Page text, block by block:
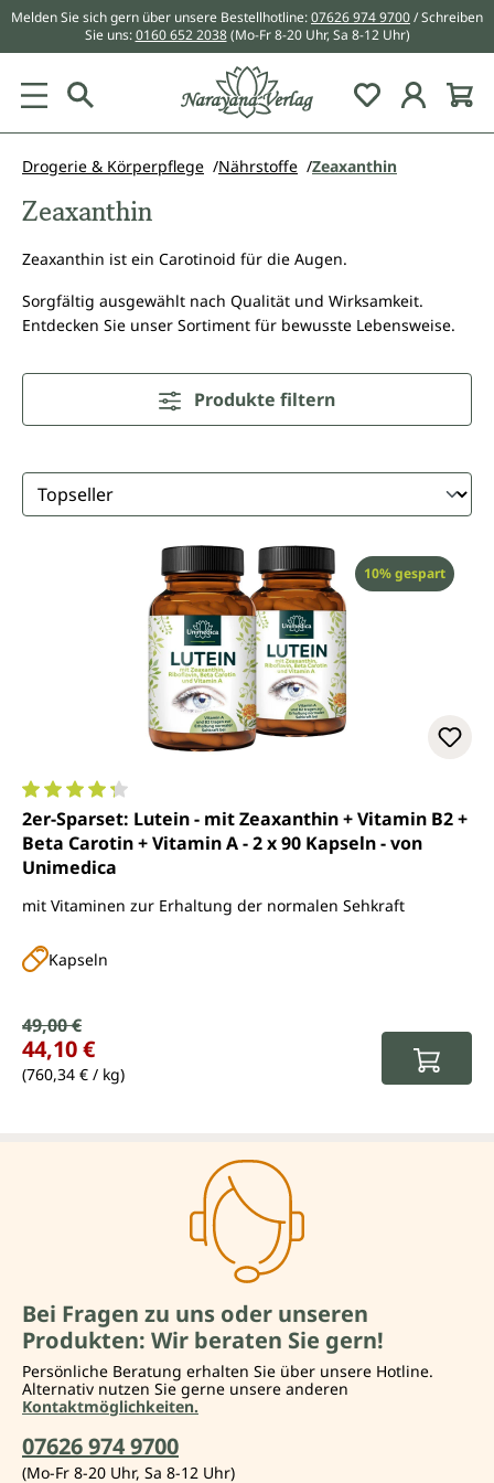
springen
Melden Sie sich gern über unsere Bestellhotline:07626 974 9700/ Schreiben
Sie uns:0160 652 2038 (Mo-Fr 8-20 Uhr, Sa 8-12 Uhr)
Du hast 0
Drogerie & Körperpflege Nährstoffe Zeaxanthin
Zeaxanthin
Zeaxanthin ist ein Carotinoid für die Augen.
Sorgfältig ausgewählt nach Qualität und Wirksamkeit.
Entdecken Sie unser Sortiment für bewusste Lebensweise.
Produkte filtern
Rabatt
10% gespart
Durchschnittliche Bewertung von 4.2 von 5 Sternen
2er-Sparset: Lutein - mit Zeaxanthin + Vitamin B2 +
Beta Carotin + Vitamin A - 2 x 90 Kapseln - von
Unimedica
mit Vitaminen zur Erhaltung der normalen Sehkraft
Kapseln
Verkaufspreis:
Regulärer Preis:
49,00 €
44,10 €
(760,34 € / kg)
Bei Fragen zu uns oder unseren
Produkten: Wir beraten Sie gern!
Persönliche Beratung erhalten Sie über unsere Hotline.
Alternativ nutzen Sie gerne unsere anderen
Kontaktmöglichkeiten.
07626 974 9700
(Mo-Fr 8-20 Uhr, Sa 8-12 Uhr)